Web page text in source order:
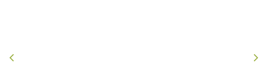
Previous